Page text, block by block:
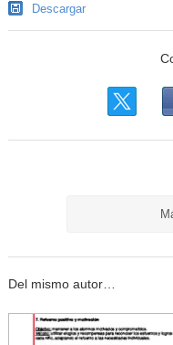
Descargar
Del mismo autor…